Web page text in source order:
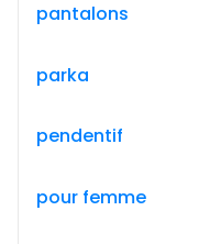
pantalons
parka
pendentif
pour femme